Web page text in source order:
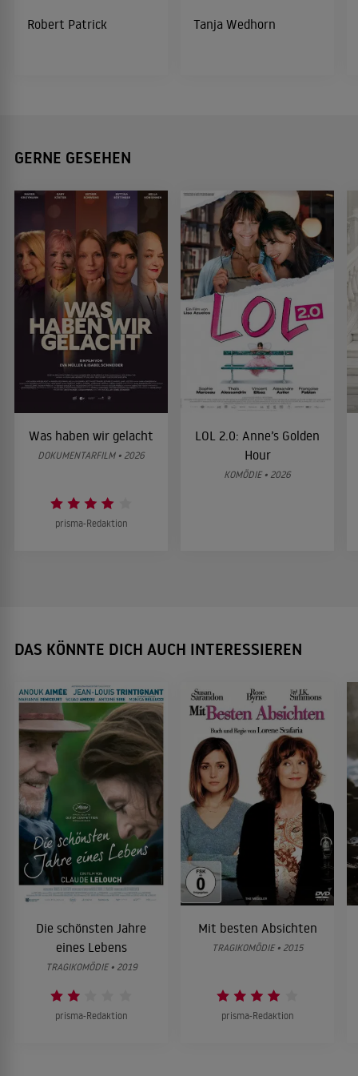
Robert Patrick Tanja Wedhorn
GERNE GESEHEN
Was haben wir gelacht
DOKUMENTARFILM • 2026
prisma-Redaktion
LOL 2.0: Anne’s Golden
Hour
KOMÖDIE • 2026
DAS KÖNNTE DICH AUCH INTERESSIEREN
Die schönsten Jahre
eines Lebens
TRAGIKOMÖDIE • 2019
prisma-Redaktion
Mit besten Absichten
TRAGIKOMÖDIE • 2015
prisma-Redaktion